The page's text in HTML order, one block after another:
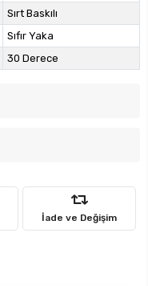
Sırt Baskılı
Sıfır Yaka
30 Derece
İade ve Değişim